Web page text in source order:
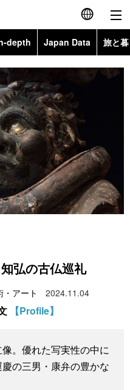
English
繁體字
Français
Español
العربية
depth Japan Data 旅と
Topics
東京
お知らせ
弘の古仏巡礼
・アート 2024.11.04
【Profile】
。優れた写実性の中に
の三男・康弁の豊かな